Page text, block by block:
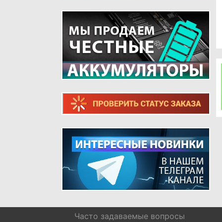
ШЛЕЙФЫ ДЛЯ РЕТРО ТЕЛЕФОНОВ
Часто задаваемые вопросы